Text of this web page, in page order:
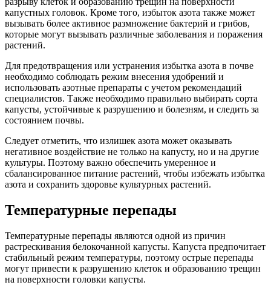
капустных головок. Кроме того, избыток азота также может
вызывать более активное размножение бактерий и грибов,
которые могут вызывать различные заболевания и поражения
растений.
Для предотвращения или устранения избытка азота в почве
необходимо соблюдать режим внесения удобрений и
использовать азотные препараты с учетом рекомендаций
специалистов. Также необходимо правильно выбирать сорта
капусты, устойчивые к разрушению и болезням, и следить за
состоянием почвы.
Следует отметить, что излишек азота может оказывать
негативное воздействие не только на капусту, но и на другие
культуры. Поэтому важно обеспечить умеренное и
сбалансированное питание растений, чтобы избежать избытка
азота и сохранить здоровье культурных растений.
Температурные перепады
Температурные перепады являются одной из причин
растрескивания белокочанной капусты. Капуста предпочитает
стабильный режим температуры, поэтому острые перепады
могут привести к разрушению клеток и образованию трещин
на поверхности головки капусты.